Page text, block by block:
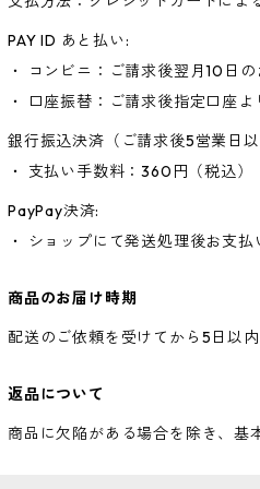
PAY ID あと払い:
・ コンビニ：ご請求後翌月10日
・ 口座振替：ご請求後指定口座
銀行振込決済（ご請求後5営業日
・ 支払い手数料：360円（税込）
PayPay決済:
・ ショップにて発送処理後お支払
商品のお届け時期
配送のご依頼を受けてから5日以内
返品について
商品に欠陥がある場合を除き、基